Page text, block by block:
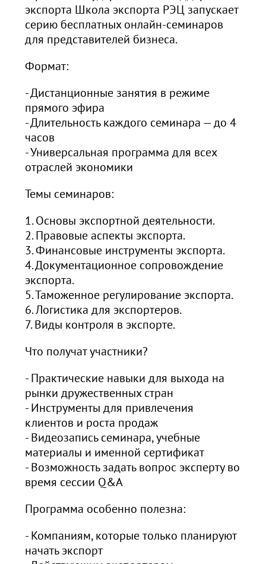
экспорта Школа экспорта РЭЦ запускает
серию бесплатных онлайн-семинаров
для представителей бизнеса.
Формат:
- Дистанционные занятия в режиме
прямого эфира
- Длительность каждого семинара — до 4
часов
- Универсальная программа для всех
отраслей экономики
Темы семинаров:
1. Основы экспортной деятельности.
2. Правовые аспекты экспорта.
3. Финансовые инструменты экспорта.
4. Документационное сопровождение
экспорта.
5. Таможенное регулирование экспорта.
6. Логистика для экспортеров.
7. Виды контроля в экспорте.
Что получат участники?
- Практические навыки для выхода на
рынки дружественных стран
- Инструменты для привлечения
клиентов и роста продаж
- Видеозапись семинара, учебные
материалы и именной сертификат
- Возможность задать вопрос эксперту во
время сессии Q&A
Программа особенно полезна:
- Компаниям, которые только планируют
начать экспорт